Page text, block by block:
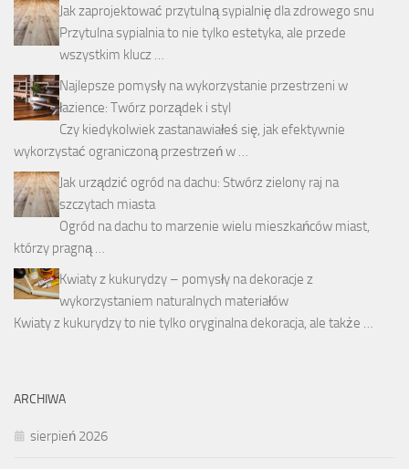
Jak zaprojektować przytulną sypialnię dla zdrowego snu
Przytulna sypialnia to nie tylko estetyka, ale przede
wszystkim klucz …
Najlepsze pomysły na wykorzystanie przestrzeni w
łazience: Twórz porządek i styl
Czy kiedykolwiek zastanawiałeś się, jak efektywnie
wykorzystać ograniczoną przestrzeń w …
Jak urządzić ogród na dachu: Stwórz zielony raj na
szczytach miasta
Ogród na dachu to marzenie wielu mieszkańców miast,
którzy pragną …
Kwiaty z kukurydzy – pomysły na dekoracje z
wykorzystaniem naturalnych materiałów
Kwiaty z kukurydzy to nie tylko oryginalna dekoracja, ale także …
ARCHIWA
sierpień 2026